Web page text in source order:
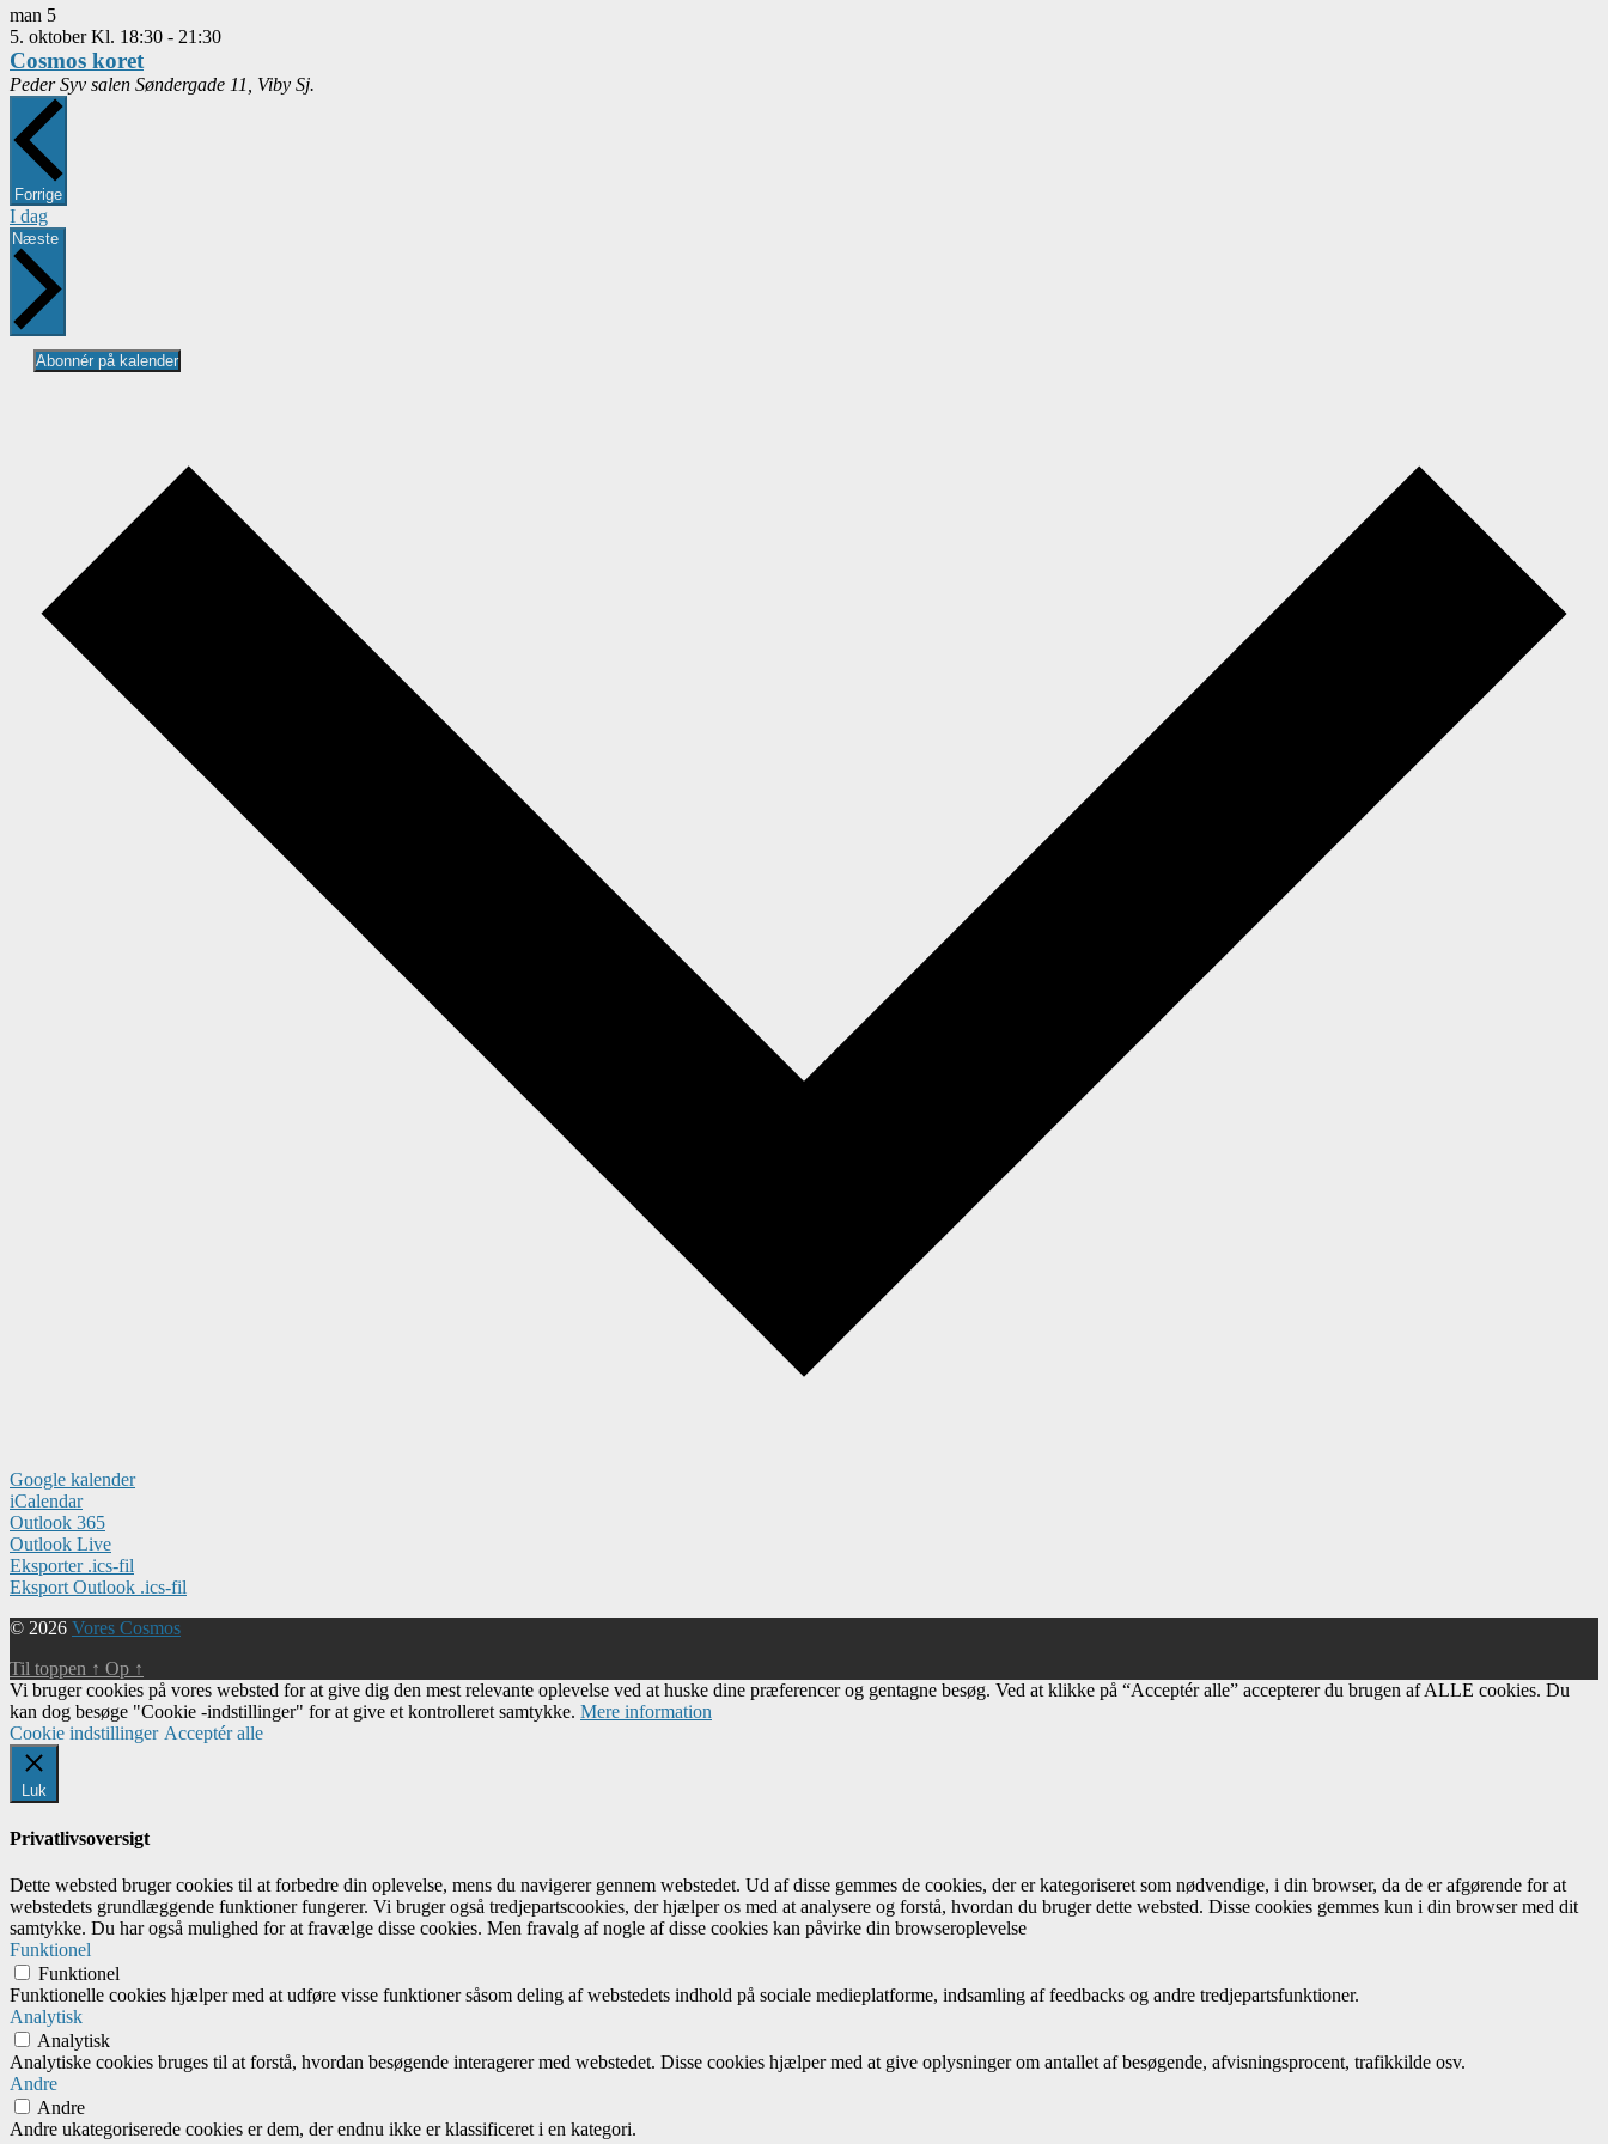
man 5
5. oktober Kl. 18:30 - 21:30
Cosmos koret
Peder Syv salen Søndergade 11, Viby Sj.
ForrigeBegivenheder
I dag
Næste
Abonnér på kalender
Google kalender
iCalendar
Outlook 365
Outlook Live
Eksporter .ics-fil
Eksport Outlook .ics-fil
© 2026 Vores Cosmos
Til toppen ↑ Op ↑
Vi bruger cookies på vores websted for at give dig den mest relevante oplevelse ved at huske dine præferencer og gentagne besøg. Ved at klikke på “Acceptér alle” accepterer du brugen af ​​ALLE cookies. Du
kan dog besøge "Cookie -indstillinger" for at give et kontrolleret samtykke. Mere information
Cookie indstillinger Acceptér alle
Luk
Privatlivsoversigt
Dette websted bruger cookies til at forbedre din oplevelse, mens du navigerer gennem webstedet. Ud af disse gemmes de cookies, der er kategoriseret som nødvendige, i din browser, da de er afgørende for at
webstedets grundlæggende funktioner fungerer. Vi bruger også tredjepartscookies, der hjælper os med at analysere og forstå, hvordan du bruger dette websted. Disse cookies gemmes kun i din browser med dit
samtykke. Du har også mulighed for at fravælge disse cookies. Men fravalg af nogle af disse cookies kan påvirke din browseroplevelse
Funktionel
Funktionel
Funktionelle cookies hjælper med at udføre visse funktioner såsom deling af webstedets indhold på sociale medieplatforme, indsamling af feedbacks og andre tredjepartsfunktioner.
Analytisk
Analytisk
Analytiske cookies bruges til at forstå, hvordan besøgende interagerer med webstedet. Disse cookies hjælper med at give oplysninger om antallet af besøgende, afvisningsprocent, trafikkilde osv.
Andre
Andre
Andre ukategoriserede cookies er dem, der endnu ikke er klassificeret i en kategori.